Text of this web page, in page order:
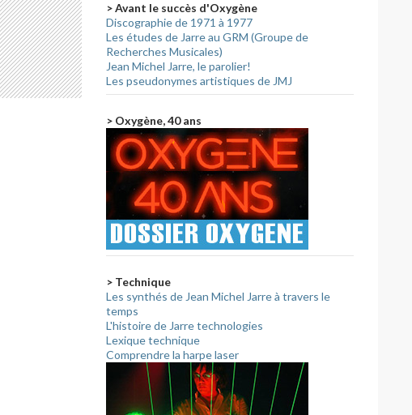
> Avant le succès d'Oxygène
Discographie de 1971 à 1977
Les études de Jarre au GRM (Groupe de
Recherches Musicales)
Jean Michel Jarre, le parolier!
Les pseudonymes artistiques de JMJ
> Oxygène, 40 ans
> Technique
Les synthés de Jean Michel Jarre à travers le
temps
L'histoire de Jarre technologies
Lexique technique
Comprendre la harpe laser